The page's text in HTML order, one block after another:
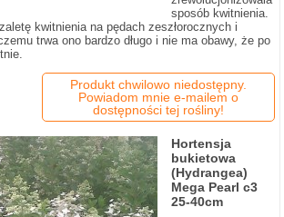
sposób kwitnienia.
kwitnienia na pędach zeszłorocznych i
trwa ono bardzo długo i nie ma obawy, że po
Produkt chwilowo niedostępny.
Powiadom mnie e-mailem o
dostępności tej rośliny!
Hortensja
bukietowa
(Hydrangea)
Mega Pearl c3
25-40cm